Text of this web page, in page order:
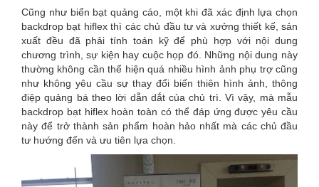
Cũng như biển bạt quảng cáo, một khi đã xác định lựa chọn
backdrop bạt hiflex thì các chủ đầu tư và xưởng thiết kế, sản
xuất đều đã phải tính toán kỹ để phù hợp với nội dung
chương trình, sự kiện hay cuộc họp đó. Những nội dung này
thường không cần thể hiện quá nhiều hình ảnh phụ trợ cũng
như không yêu cầu sự thay đổi biến thiên hình ảnh, thông
điệp quảng bá theo lời dẫn dắt của chủ trì. Vì vậy, mà mẫu
backdrop bạt hiflex hoàn toàn có thể đáp ứng được yêu cầu
này để trở thành sản phẩm hoàn hảo nhất mà các chủ đầu
tư hướng đến và ưu tiên lựa chọn.